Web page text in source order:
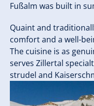
Fußalm was built in
Quaint and
comfort and a well-
The cuisine is as
serves Zillertal
strudel and